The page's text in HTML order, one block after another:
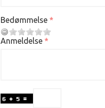
Bedømmelse
Anmeldelse